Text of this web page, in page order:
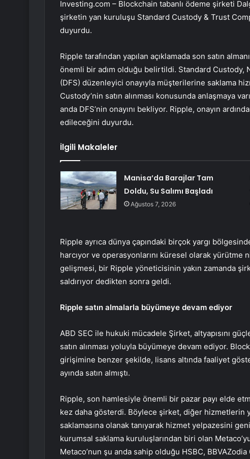
Investing.com – Blockchain tabanlı ödeme şirketi
şirketin yan kuruluşu Standard Custody & Trust
duyurdu.
Ripple tarafından yapılan açıklamada son satın
önemli bir adım olduğu belirtildi. Standard Custody,
(DFS) düzenleyici onayıyla müşterilerine saklama
Custody’nin satın alınması konusunda anlaşmaya
anda DFS’nin onayını bekliyor. Ripple, onayın
edileceğini duyurdu.
İlgili Makaleler
Manisa’da Barajlar Tam
Doldu, Su Salımı Başladı
Ağustos 7, 2026
Ripple ayrıca dünya çapındaki birçok yargı
harcıyor ve operasyonlarını küresel olarak yürütme
gelişmesi, bir Ripple yöneticisinin yakın zamanda
saldırıyor dedikten sonra geldi.
Ripple satın almalarla büyümeye devam ediyor
ABD SEC ile hukuki mücadele Şirket, altyapısını
satın alınması yoluyla büyümeye devam ediyor.
girişimine benzer şekilde, lisans altında faaliyet
ayında satın almıştı.
Ripple, son hamlesiyle önemli bir pazar payı elde
kez daha gösterdi. Böylece şirket, diğer hizmetlerin
saklamasına olanak tanıyarak hizmet yelpazesini
kurumsal saklama kuruluşlarından biri olan
Metaco’nun şu anda sahip olduğu HSBC, BBVAZodia